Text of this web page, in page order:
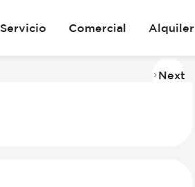
Servicio Comercial Alquiler
Next